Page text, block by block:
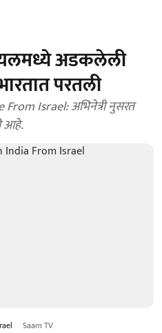
अडकलेली
परतली
Israel: अभिनेत्री नुसरत
आहे.
Saam TV